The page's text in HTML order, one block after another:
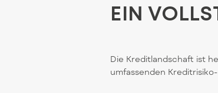
EIN
Die Kreditlandschaft ist
umfassenden